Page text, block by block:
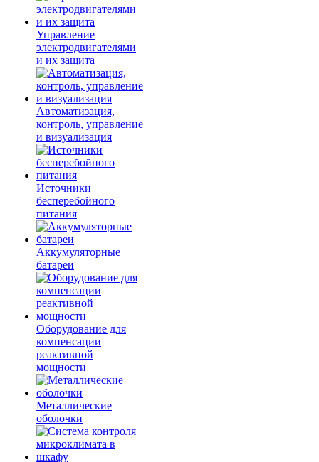
Управление
электродвигателями
и их защита
Автоматизация,
контроль, управление
и визуализация
Источники
бесперебойного
питания
Аккумуляторные
батареи
Оборудование для
компенсации
реактивной
мощности
Металлические
оболочки